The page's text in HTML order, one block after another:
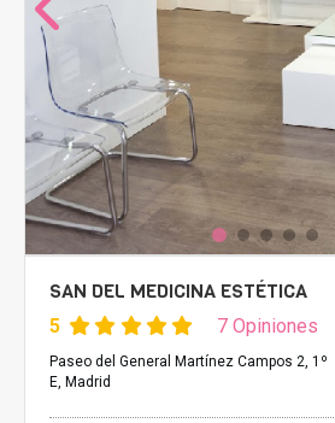
SAN DEL MEDICINA ESTÉTICA
5 7 Opiniones
Paseo del General Martínez Campos 2, 1º
E, Madrid